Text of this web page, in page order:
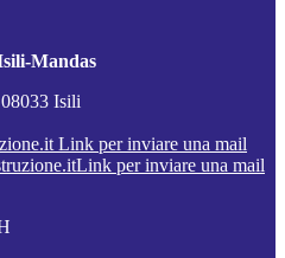
Mandas
Isili
Link per inviare una mail
Link per inviare una mail